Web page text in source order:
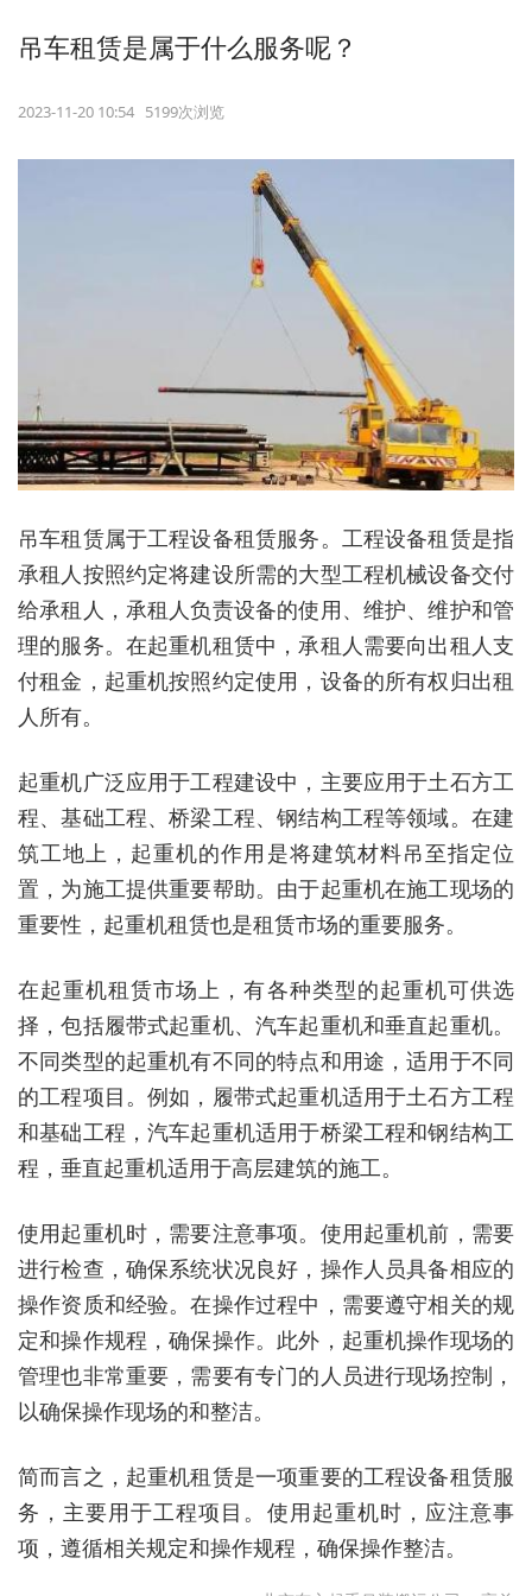
吊车租赁是属于什么服务呢？
2023-11-20 10:54 5199次浏览
吊车租赁属于工程设备租赁服务。工程设备租赁是指
承租人按照约定将建设所需的大型工程机械设备交付
给承租人，承租人负责设备的使用、维护、维护和管
理的服务。在起重机租赁中，承租人需要向出租人支
付租金，起重机按照约定使用，设备的所有权归出租
人所有。
起重机广泛应用于工程建设中，主要应用于土石方工
程、基础工程、桥梁工程、钢结构工程等领域。在建
筑工地上，起重机的作用是将建筑材料吊至指定位
置，为施工提供重要帮助。由于起重机在施工现场的
重要性，起重机租赁也是租赁市场的重要服务。
在起重机租赁市场上，有各种类型的起重机可供选
择，包括履带式起重机、汽车起重机和垂直起重机。
不同类型的起重机有不同的特点和用途，适用于不同
的工程项目。例如，履带式起重机适用于土石方工程
和基础工程，汽车起重机适用于桥梁工程和钢结构工
程，垂直起重机适用于高层建筑的施工。
使用起重机时，需要注意事项。使用起重机前，需要
进行检查，确保系统状况良好，操作人员具备相应的
操作资质和经验。在操作过程中，需要遵守相关的规
定和操作规程，确保操作。此外，起重机操作现场的
管理也非常重要，需要有专门的人员进行现场控制，
以确保操作现场的和整洁。
简而言之，起重机租赁是一项重要的工程设备租赁服
务，主要用于工程项目。使用起重机时，应注意事
项，遵循相关规定和操作规程，确保操作整洁。